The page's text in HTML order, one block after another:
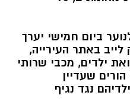
ביום חמישי יערך
פייסבוק לייב באתר העירייה,
ילדים, מכבי שרותי
שעדיין
נגד נגיף